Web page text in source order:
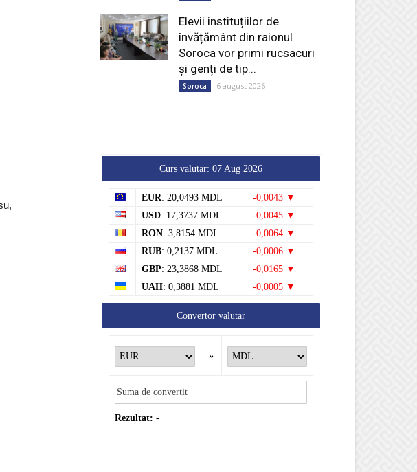
Elevii instituțiilor de
învățământ din raionul
Soroca vor primi rucsacuri
și genți de tip...
Soroca 6 august 2026
Curs valutar: 07 Aug 2026
EUR: 20,0493 MDL
-0,0043 ▼
USD: 17,3737 MDL
-0,0045 ▼
RON: 3,8154 MDL
-0,0064 ▼
RUB: 0,2137 MDL
-0,0006 ▼
GBP: 23,3868 MDL
-0,0165 ▼
UAH: 0,3881 MDL -0,0005 ▼
Convertor valutar
»
Rezultat: -